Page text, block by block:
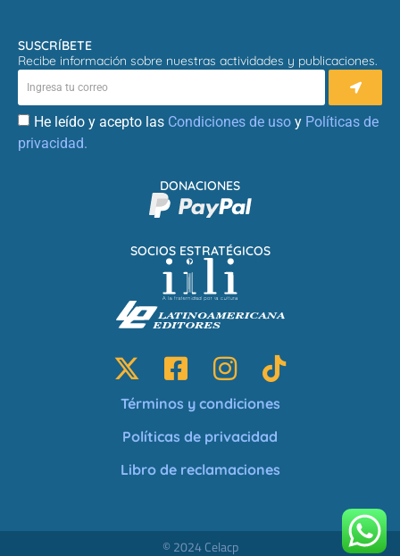
SUSCRÍBETE
Recibe información sobre nuestras actividades y publicaciones.
He leído y acepto las Condiciones de uso y Políticas de
privacidad.
SOCIOS ESTRATÉGICOS
DONACIONES
Términos y condiciones
Políticas de privacidad
Libro de reclamaciones
© 2024 Celacp